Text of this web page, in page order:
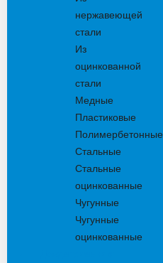
нержавеющей
стали
Из
оцинкованной
стали
Медные
Пластиковые
Полимербетонные
Стальные
Стальные
оцинкованные
Чугунные
Чугунные
оцинкованные